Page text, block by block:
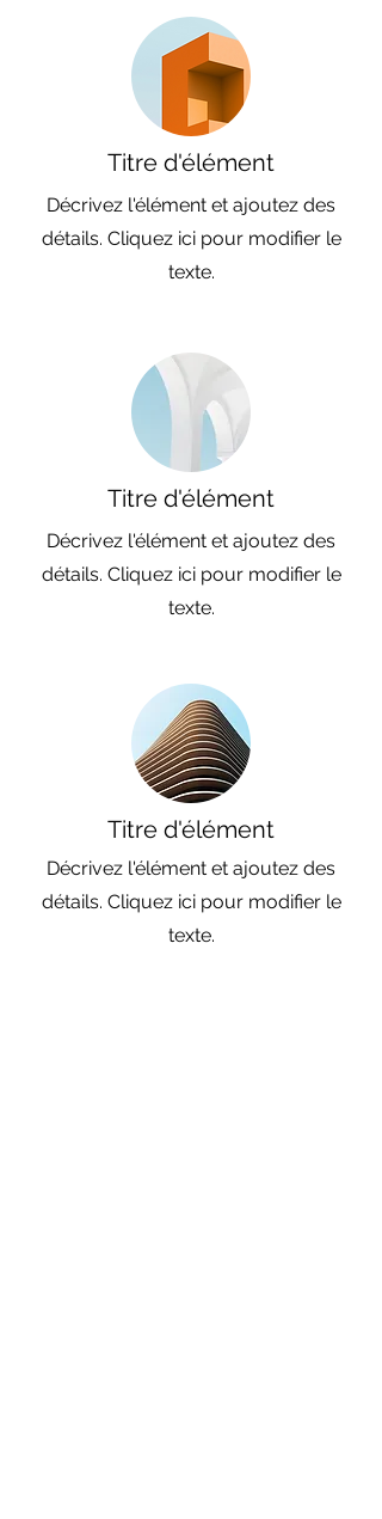
Titre d'élément
Décrivez l'élément et ajoutez des
détails. Cliquez ici pour modifier le
texte.
Titre d'élément
Décrivez l'élément et ajoutez des
détails. Cliquez ici pour modifier le
texte.
Titre d'élément
Décrivez l'élément et ajoutez des
détails. Cliquez ici pour modifier le
texte.